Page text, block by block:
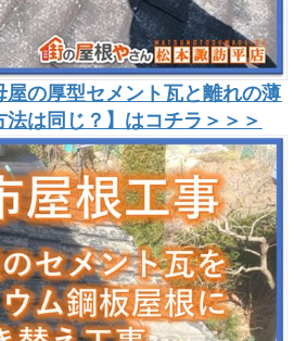
屋の厚型セメント瓦と離れの薄
は同じ？】はコチラ＞＞＞